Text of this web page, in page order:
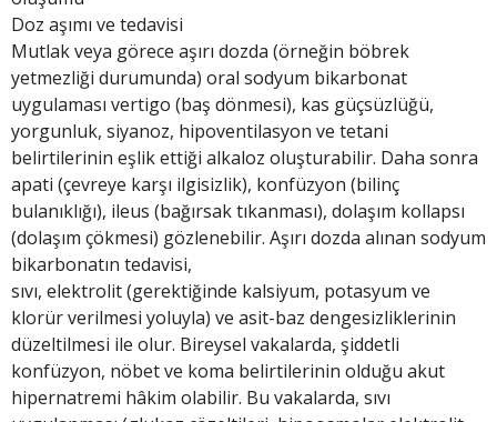
Doz aşımı ve tedavisi
Mutlak veya görece aşırı dozda (örneğin böbrek
yetmezliği durumunda) oral sodyum bikarbonat
uygulaması vertigo (baş dönmesi), kas güçsüzlüğü,
yorgunluk, siyanoz, hipoventilasyon ve tetani
belirtilerinin eşlik ettiği alkaloz oluşturabilir. Daha sonra
apati (çevreye karşı ilgisizlik), konfüzyon (bilinç
bulanıklığı), ileus (bağırsak tıkanması), dolaşım kollapsı
(dolaşım çökmesi) gözlenebilir. Aşırı dozda alınan sodyum
bikarbonatın tedavisi,
sıvı, elektrolit (gerektiğinde kalsiyum, potasyum ve
klorür verilmesi yoluyla) ve asit-baz dengesizliklerinin
düzeltilmesi ile olur. Bireysel vakalarda, şiddetli
konfüzyon, nöbet ve koma belirtilerinin olduğu akut
hipernatremi hâkim olabilir. Bu vakalarda, sıvı